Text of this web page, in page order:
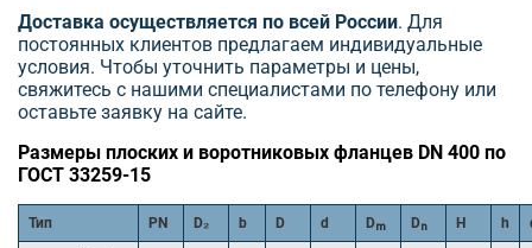
Доставка осуществляется по всей России. Для
постоянных клиентов предлагаем индивидуальные
условия. Чтобы уточнить параметры и цены,
свяжитесь с нашими специалистами по телефону или
оставьте заявку на сайте.
Размеры плоских и воротниковых фланцев DN 400 по
ГОСТ 33259-15
Тип PN D₂ b D d Dₘ Dₙ H h